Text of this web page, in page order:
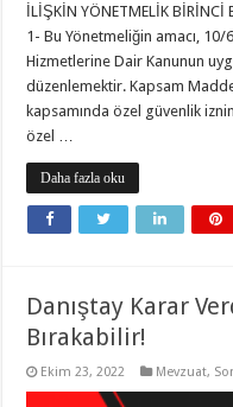
İLİŞKİN YÖNETMELİK
1- Bu Yönetmeliğin amacı, 10/
Hizmetlerine Dair Kanunun
düzenlemektir. Kapsam
kapsamında özel güvenlik
özel …
Daha fazla oku
Danıştay Karar
Bırakabilir!
Ekim 23, 2022 Mevzuat,